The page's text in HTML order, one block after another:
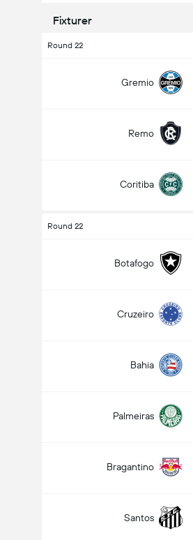
Fixturer
Round 22
Gremio
Remo
Coritiba
Round 22
Botafogo
Cruzeiro
Bahia
Palmeiras
Bragantino
Santos